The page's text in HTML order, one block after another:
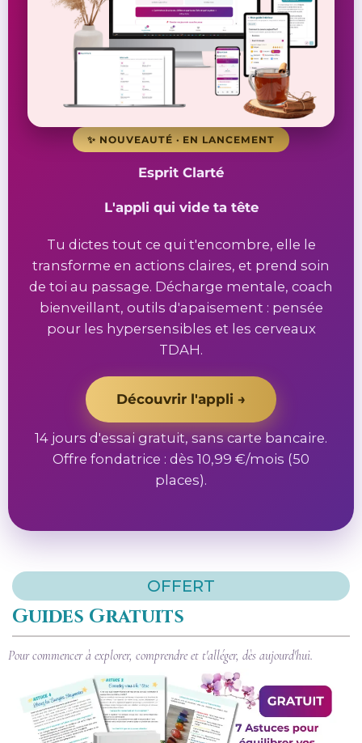
✨ NOUVEAUTÉ · EN LANCEMENT
Esprit Clarté
L'appli qui vide ta tête
Tu dictes tout ce qui t'encombre, elle le
transforme en actions claires, et prend soin
de toi au passage. Décharge mentale, coach
bienveillant, outils d'apaisement : pensée
pour les hypersensibles et les cerveaux
TDAH.
Découvrir l'appli →
14 jours d'essai gratuit, sans carte bancaire.
Offre fondatrice : dès 10,99 €/mois (50
places).
OFFERT
Guides Gratuits
Pour commencer à explorer, comprendre et t'alléger, dès aujourd'hui.